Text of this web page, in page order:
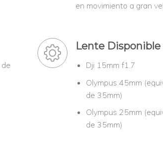
en movimiento a gran
Lente Disponible
Dji 15mm f1.7
Olympus 45mm
de 35mm)
Olympus 25mm
de 35mm)